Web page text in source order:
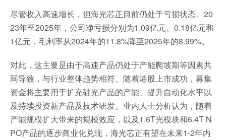
尽管收入高速增长，但海光芯正目前仍处于亏损状态。20
23年至2025年，公司净亏损分别为1.09亿元、0.18亿元和
1亿元，毛利率从2024年的11.8%降至2025年的8.99%。
对此，这主要是由于高速产品仍处于产能爬坡期等因素共
同导致，与行业整体趋势相符。随着港股上市成功，募集
资金将主要用于扩充硅光产品的产能、提升自动化水平以
及持续投资新产品及技术研发。业内人士分析认为，随着
产能规模扩大带来的规模效应，以及1.6T光模块和6.4T N
PO产品的逐步商业化兑现，海光芯正有望在未来1-2年内